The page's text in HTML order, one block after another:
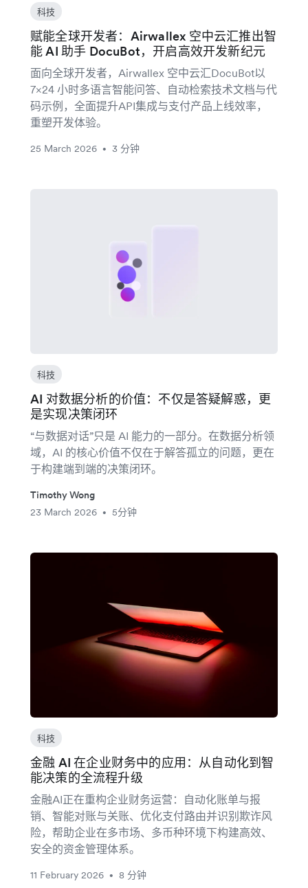
科技
赋能全球开发者：Airwallex 空中云汇推出智
能 AI 助手 DocuBot，开启高效开发新纪元
面向全球开发者，Airwallex 空中云汇DocuBot以
7×24 小时多语言智能问答、自动检索技术文档与代
码示例，全面提升API集成与支付产品上线效率，
重塑开发体验。
25 March 2026 • 3 分钟
科技
AI 对数据分析的价值：不仅是答疑解惑，更
是实现决策闭环
“与数据对话”只是 AI 能力的一部分。在数据分析领
域，AI 的核心价值不仅在于解答孤立的问题，更在
于构建端到端的决策闭环。
Timothy Wong
23 March 2026
• 5分钟
科技
金融 AI 在企业财务中的应用：从自动化到智
能决策的全流程升级
金融AI正在重构企业财务运营：自动化账单与报
销、智能对账与关账、优化支付路由并识别欺诈风
险，帮助企业在多市场、多币种环境下构建高效、
安全的资金管理体系。
11 February 2026 • 8 分钟